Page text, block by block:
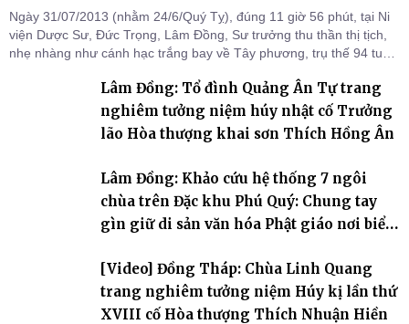
Ngày 31/07/2013 (nhằm 24/6/Quý Tỵ), đúng 11 giờ 56 phút, tại Ni
viện Dược Sư, Đức Trọng, Lâm Đồng, Sư trưởng thu thần thị tịch,
nhẹ nhàng như cánh hạc trắng bay về Tây phương, trụ thế 94 tuổi
Lâm Đồng: Tổ đình Quảng Ân Tự trang
nghiêm tưởng niệm húy nhật cố Trưởng
lão Hòa thượng khai sơn Thích Hồng Ân
Lâm Đồng: Khảo cứu hệ thống 7 ngôi
chùa trên Đặc khu Phú Quý: Chung tay
gìn giữ di sản văn hóa Phật giáo nơi biển
[Video] Đồng Tháp: Chùa Linh Quang
trang nghiêm tưởng niệm Húy kị lần thứ
XVIII cố Hòa thượng Thích Nhuận Hiền